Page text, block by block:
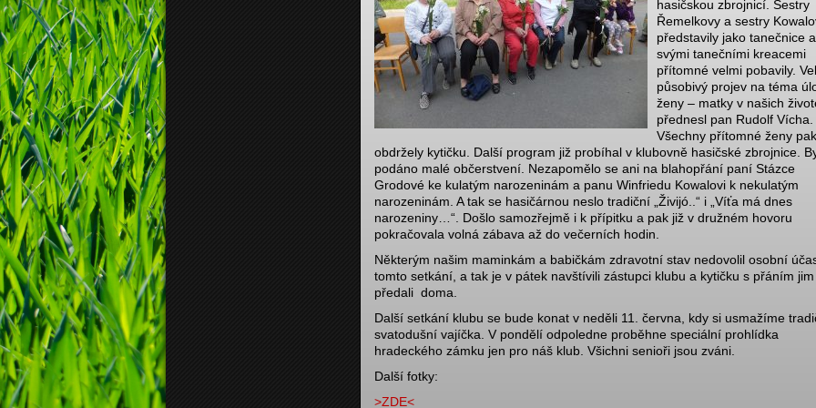
hasičskou zbrojnicí. Sestry
Řemelkovy a sestry
představily jako tanečnice a
svými tanečními kreacemi
přítomné velmi pobavily.
působivý projev na téma
ženy – matky v našich
přednesl pan Rudolf Vícha.
Všechny přítomné ženy pak
obdržely kytičku. Další program již probíhal v klubovně hasičské zbrojnice.
podáno malé občerstvení. Nezapomělo se ani na blahopřání paní Stázce
Grodové ke kulatým narozeninám a panu Winfriedu Kowalovi k nekulatým
narozeninám. A tak se hasičárnou neslo tradiční „Živijó..“ i „Víťa má dnes
narozeniny…“. Došlo samozřejmě i k přípitku a pak již v družném hovoru
pokračovala volná zábava až do večerních hodin.
Některým našim maminkám a babičkám zdravotní stav nedovolil osobní
tomto setkání, a tak je v pátek navštívili zástupci klubu a kytičku s přáním jim
předali doma.
Další setkání klubu se bude konat v neděli 11. června, kdy si usmažíme
svatodušní vajíčka. V pondělí odpoledne proběhne speciální prohlídka
hradeckého zámku jen pro náš klub. Všichni senioři jsou zváni.
Další fotky:
>ZDE<